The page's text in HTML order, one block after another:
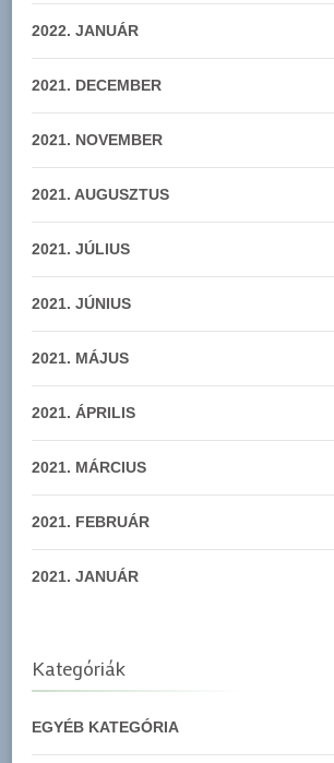
2022. JANUÁR
2021. DECEMBER
2021. NOVEMBER
2021. AUGUSZTUS
2021. JÚLIUS
2021. JÚNIUS
2021. MÁJUS
2021. ÁPRILIS
2021. MÁRCIUS
2021. FEBRUÁR
2021. JANUÁR
Kategóriák
EGYÉB KATEGÓRIA